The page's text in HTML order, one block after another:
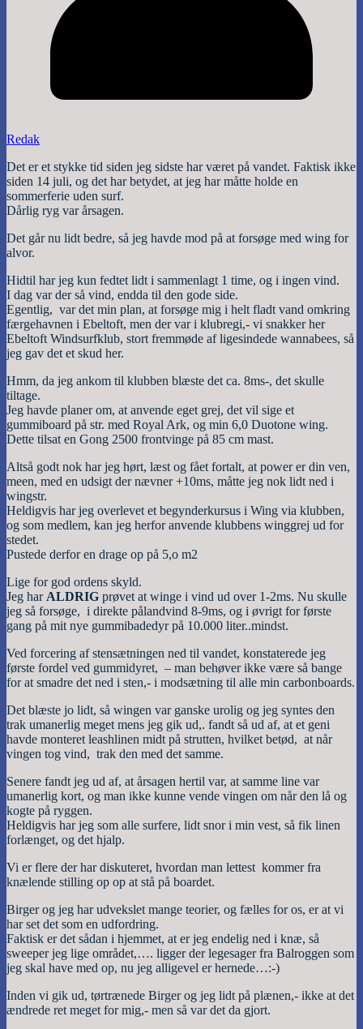
Redak
Det er et stykke tid siden jeg sidste har været på vandet. Faktisk ikke
siden 14 juli, og det har betydet, at jeg har måtte holde en
sommerferie uden surf.
Dårlig ryg var årsagen.
Det går nu lidt bedre, så jeg havde mod på at forsøge med wing for
alvor.
Hidtil har jeg kun fedtet lidt i sammenlagt 1 time, og i ingen vind.
I dag var der så vind, endda til den gode side.
Egentlig, var det min plan, at forsøge mig i helt fladt vand omkring
færgehavnen i Ebeltoft, men der var i klubregi,- vi snakker her
Ebeltoft Windsurfklub, stort fremmøde af ligesindede wannabees, så
jeg gav det et skud her.
Hmm, da jeg ankom til klubben blæste det ca. 8ms-, det skulle
tiltage.
Jeg havde planer om, at anvende eget grej, det vil sige et
gummiboard på str. med Royal Ark, og min 6,0 Duotone wing.
Dette tilsat en Gong 2500 frontvinge på 85 cm mast.
Altså godt nok har jeg hørt, læst og fået fortalt, at power er din ven,
meen, med en udsigt der nævner +10ms, måtte jeg nok lidt ned i
wingstr.
Heldigvis har jeg overlevet et begynderkursus i Wing via klubben,
og som medlem, kan jeg herfor anvende klubbens winggrej ud for
stedet.
Pustede derfor en drage op på 5,o m2
Lige for god ordens skyld.
Jeg har ALDRIG prøvet at winge i vind ud over 1-2ms. Nu skulle
jeg så forsøge, i direkte pålandvind 8-9ms, og i øvrigt for første
gang på mit nye gummibadedyr på 10.000 liter..mindst.
Ved forcering af stensætningen ned til vandet, konstaterede jeg
første fordel ved gummidyret, – man behøver ikke være så bange
for at smadre det ned i sten,- i modsætning til alle min carbonboards.
Det blæste jo lidt, så wingen var ganske urolig og jeg syntes den
trak umanerlig meget mens jeg gik ud,. fandt så ud af, at et geni
havde monteret leashlinen midt på strutten, hvilket betød, at når
vingen tog vind, trak den med det samme.
Senere fandt jeg ud af, at årsagen hertil var, at samme line var
umanerlig kort, og man ikke kunne vende vingen om når den lå og
kogte på ryggen.
Heldigvis har jeg som alle surfere, lidt snor i min vest, så fik linen
forlænget, og det hjalp.
Vi er flere der har diskuteret, hvordan man lettest kommer fra
knælende stilling op op at stå på boardet.
Birger og jeg har udvekslet mange teorier, og fælles for os, er at vi
har set det som en udfordring.
Faktisk er det sådan i hjemmet, at er jeg endelig ned i knæ, så
sweeper jeg lige området,…. ligger der legesager fra Balroggen som
jeg skal have med op, nu jeg alligevel er hernede…:-)
Inden vi gik ud, tørtrænede Birger og jeg lidt på plænen,- ikke at det
ændrede ret meget for mig,- men så var det da gjort.